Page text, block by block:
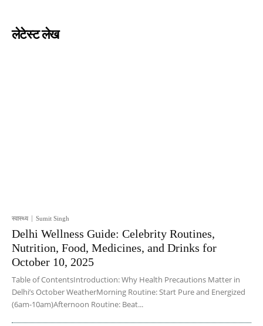
लेटेस्ट लेख
स्वास्थ्य Sumit Singh
Delhi Wellness Guide: Celebrity Routines,
Nutrition, Food, Medicines, and Drinks for
October 10, 2025
Table of ContentsIntroduction: Why Health Precautions Matter in
Delhi’s October WeatherMorning Routine: Start Pure and Energized
(6am-10am)Afternoon Routine: Beat...